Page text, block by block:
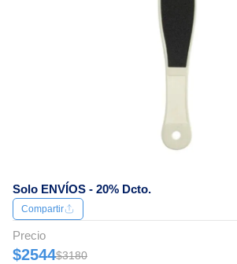
Solo ENVÍOS - 20% Dcto.
Compartir
Precio
$2544$3180